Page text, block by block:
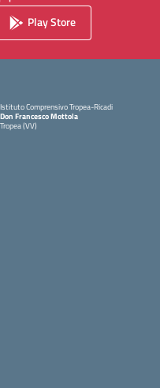
Play Store
Istituto Comprensivo Tropea-Ricadi
Don Francesco Mottola
Tropea (VV)
— Visita la pagina iniziale della scuola